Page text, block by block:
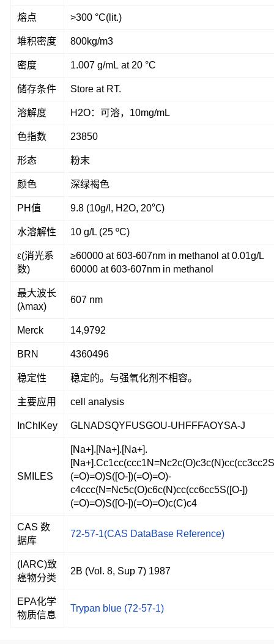
熔点 >300 °C(lit.)
堆积密度 800kg/m3
密度 1.007 g/mL at 20 °C
储存条件 Store at RT.
溶解度 H2O：可溶，10mg/mL
色指数 23850
形态 粉末
颜色 深绿褐色
PH值 9.8 (10g/l, H2O, 20℃)
水溶解性 10 g/L (25 ºC)
ε(消光系
数)
≥60000 at 603-607nm in methanol at 0.01g/L
60000 at 603-607nm in methanol
最大波长
(λmax)
607 nm
Merck 14,9792
BRN 4360496
稳定性 稳定的。与强氧化剂不相容。
主要应用 cell analysis
InChIKey GLNADSQYFUSGOU-UHFFFAOYSA-J
SMILES
[Na+].[Na+].[Na+].
(=O)=O)S([O-])(=O)=O)-
c4ccc(N=Nc5c(O)c6c(N)cc(cc6cc5S([O-])
(=O)=O)S([O-])(=O)=O)c(C)c4
CAS 数
据库
72-57-1(CAS DataBase Reference)
(IARC)致
癌物分类
2B (Vol. 8, Sup 7) 1987
EPA化学
物质信息
Trypan blue (72-57-1)